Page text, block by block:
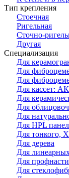
Тип крепления
Стоечная
Ригельная
Сточно-
Другая
Специализация
Для
Для
Для
Для кассет:
Для
Для
Для
Для HPL
Для тонкого,
Для дерева
Для
Для
Для